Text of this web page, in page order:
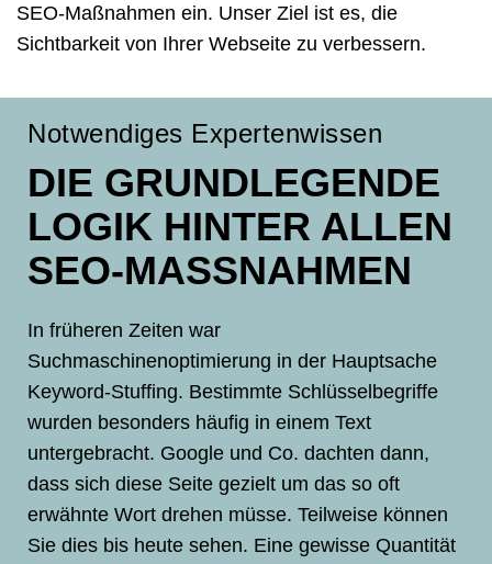
SEO-Maßnahmen ein. Unser Ziel ist es, die
Sichtbarkeit von Ihrer Webseite zu verbessern.
Notwendiges Expertenwissen
DIE GRUNDLEGENDE
LOGIK HINTER ALLEN
SEO-MASSNAHMEN
In früheren Zeiten war
Suchmaschinenoptimierung in der Hauptsache
Keyword-Stuffing. Bestimmte Schlüsselbegriffe
wurden besonders häufig in einem Text
untergebracht. Google und Co. dachten dann,
dass sich diese Seite gezielt um das so oft
erwähnte Wort drehen müsse. Teilweise können
Sie dies bis heute sehen. Eine gewisse Quantität